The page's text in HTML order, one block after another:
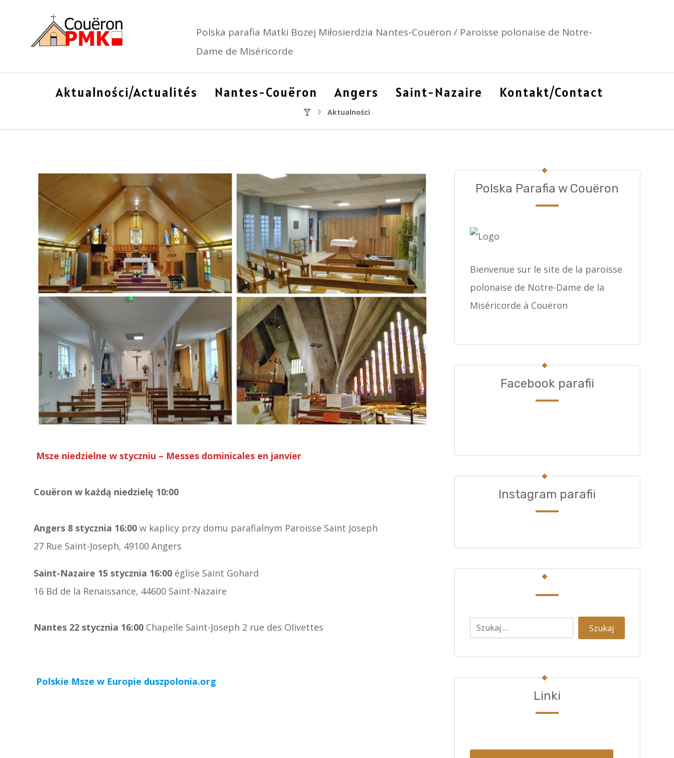
Polska parafia Matki Bozej Miłosierdzia Nantes-Couëron / Paroisse polonaise de Notre-
Dame de Miséricorde
Aktualności/Actualités Nantes-Couëron Angers Saint-Nazaire Kontakt/Contact
Aktualności
Msze niedzielne w styczniu – Messes dominicales en janvier
Couëron w każdą niedzielę 10:00
Angers 8 stycznia 16:00 w kaplicy przy domu parafialnym Paroisse Saint Joseph
27 Rue Saint-Joseph, 49100 Angers
Saint-Nazaire 15 stycznia 16:00 église Saint Gohard
16 Bd de la Renaissance, 44600 Saint-Nazaire
Nantes 22 stycznia 16:00 Chapelle Saint-Joseph 2 rue des Olivettes
Polskie Msze w Europie duszpolonia.org
Polska Parafia w Couëron
Bienvenue sur le site de la paroisse
polonaise de Notre-Dame de la
Miséricorde à Couëron
Facebook parafii
Instagram parafii
Linki